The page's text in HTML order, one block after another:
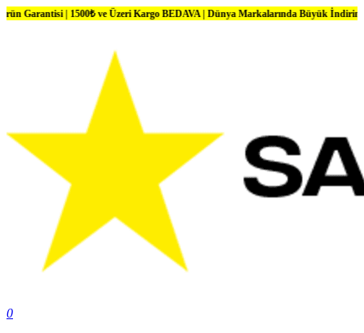
1500₺ ve Üzeri Kargo BEDAVA | Dünya Markalarında Büyük İndirimler
0